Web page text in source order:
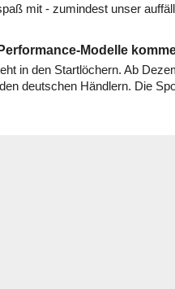
mit - zumindest unser
Modelle
in den Startlöchern. Ab
deutschen Händlern. Die